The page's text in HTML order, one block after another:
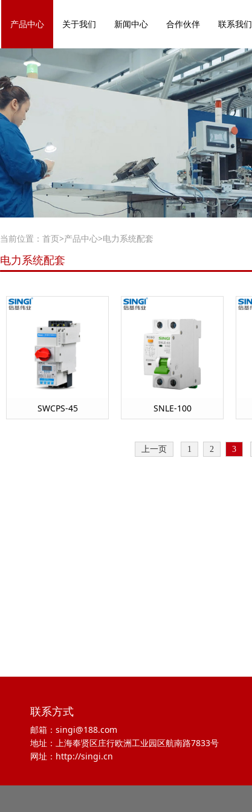
产品中心 关于我们 新闻中心 合作伙伴 联系我们
当前位置： 首页>产品中心>电力系统配套
电力系统配套
SWCPS-45 SNLE-100
上一页 1 2 3
联系方式
邮箱：singi@188.com
地址：上海奉贤区庄行欧洲工业园区航南路7833号
网址：http://singi.cn